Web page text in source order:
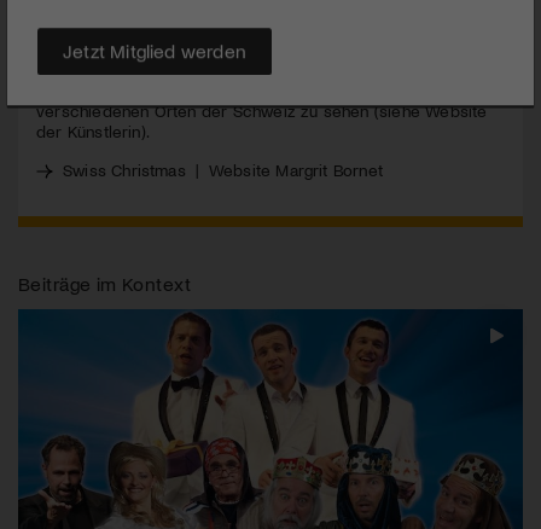
geheizten Festzelt auf der Offenen Rennbahn in Zürich-
Oerlikon
verschiedenen Orten der Schweiz zu sehen (siehe Website
der Künstlerin).
Swiss Christmas | Website Margrit Bornet
Beiträge im Kontext
Jetzt Mitglied werden